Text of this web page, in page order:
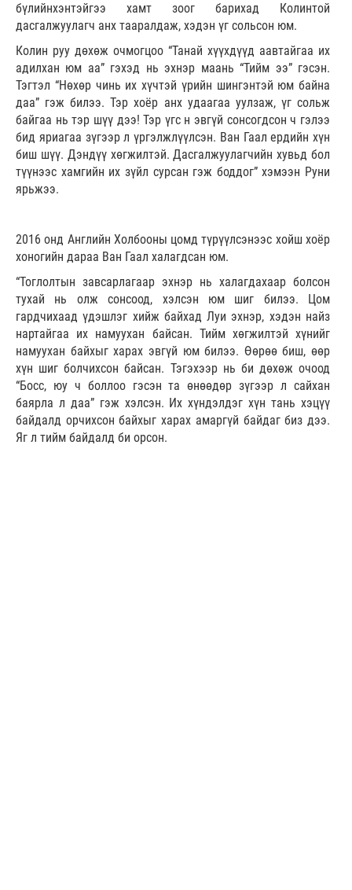
бүлийнхэнтэйгээ хамт зоог барихад Колинтой
дасгалжуулагч анх тааралдаж, хэдэн үг сольсон юм.
Колин руу дөхөж очмогцоо “Танай хүүхдүүд аавтайгаа их
адилхан юм аа” гэхэд нь эхнэр маань “Тийм ээ” гэсэн.
Тэгтэл “Нөхөр чинь их хүчтэй үрийн шингэнтэй юм байна
даа” гэж билээ. Тэр хоёр анх удаагаа уулзаж, үг сольж
байгаа нь тэр шүү дээ! Тэр үгс н эвгүй сонсогдсон ч гэлээ
бид яриагаа зүгээр л үргэлжлүүлсэн. Ван Гаал ердийн хүн
биш шүү. Дэндүү хөгжилтэй. Дасгалжуулагчийн хувьд бол
түүнээс хамгийн их зүйл сурсан гэж боддог” хэмээн Руни
ярьжээ.
2016 онд Английн Холбооны цомд түрүүлсэнээс хойш хоёр
хоногийн дараа Ван Гаал халагдсан юм.
“Тоглолтын завсарлагаар эхнэр нь халагдахаар болсон
тухай нь олж сонсоод, хэлсэн юм шиг билээ. Цом
гардчихаад үдэшлэг хийж байхад Луи эхнэр, хэдэн найз
нартайгаа их намуухан байсан. Тийм хөгжилтэй хүнийг
намуухан байхыг харах эвгүй юм билээ. Өөрөө биш, өөр
хүн шиг болчихсон байсан. Тэгэхээр нь би дөхөж очоод
“Босс, юу ч боллоо гэсэн та өнөөдөр зүгээр л сайхан
баярла л даа” гэж хэлсэн. Их хүндэлдэг хүн тань хэцүү
байдалд орчихсон байхыг харах амаргүй байдаг биз дээ.
Яг л тийм байдалд би орсон.